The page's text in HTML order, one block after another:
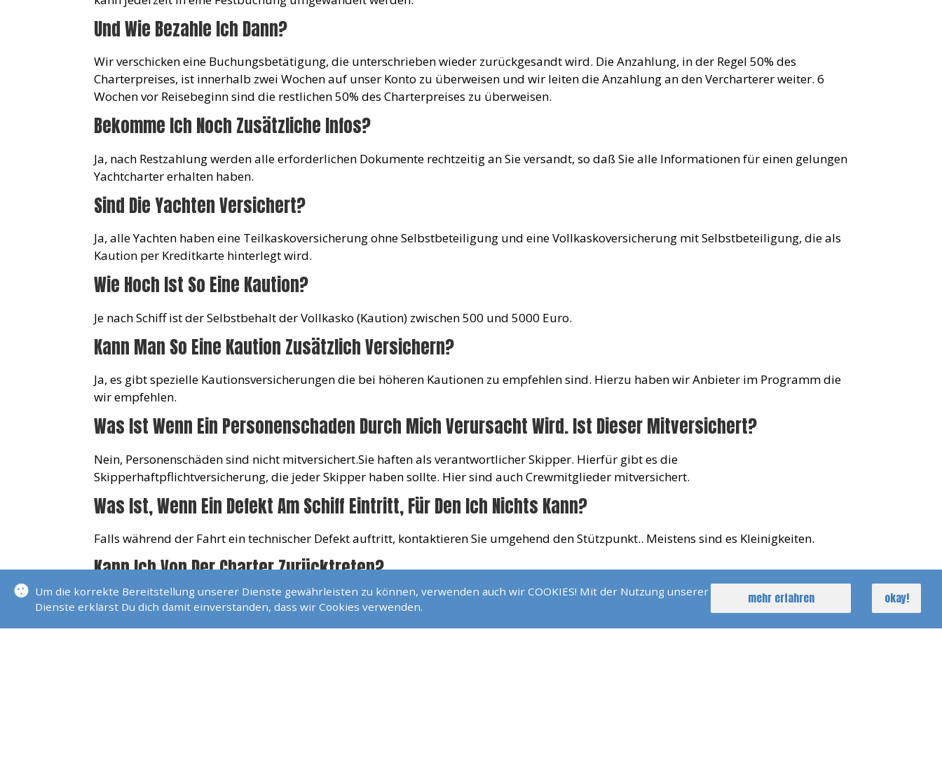
Und Wie Bezahle Ich Dann?
Wir verschicken eine Buchungsbetätigung, die unterschrieben wieder zurückgesandt wird. Die Anzahlung, in der Regel 50% des
Charterpreises, ist innerhalb zwei Wochen auf unser Konto zu überweisen und wir leiten die Anzahlung an den Vercharterer weiter. 6
Wochen vor Reisebeginn sind die restlichen 50% des Charterpreises zu überweisen.
Bekomme Ich Noch Zusätzliche Infos?
Ja, nach Restzahlung werden alle erforderlichen Dokumente rechtzeitig an Sie versandt, so daß Sie alle Informationen für einen gelungen
Yachtcharter erhalten haben.
Sind Die Yachten Versichert?
Ja, alle Yachten haben eine Teilkaskoversicherung ohne Selbstbeteiligung und eine Vollkaskoversicherung mit Selbstbeteiligung, die als
Kaution per Kreditkarte hinterlegt wird.
Wie Hoch Ist So Eine Kaution?
Je nach Schiff ist der Selbstbehalt der Vollkasko (Kaution) zwischen 500 und 5000 Euro.
Kann Man So Eine Kaution Zusätzlich Versichern?
Ja, es gibt spezielle Kautionsversicherungen die bei höheren Kautionen zu empfehlen sind. Hierzu haben wir Anbieter im Programm die
wir empfehlen.
Was Ist Wenn Ein Personenschaden Durch Mich Verursacht Wird. Ist Dieser Mitversichert?
Nein, Personenschäden sind nicht mitversichert.Sie haften als verantwortlicher Skipper. Hierfür gibt es die
Skipperhaftpflichtversicherung, die jeder Skipper haben sollte. Hier sind auch Crewmitglieder mitversichert.
Was Ist, Wenn Ein Defekt Am Schiff Eintritt, Für Den Ich Nichts Kann?
Falls während der Fahrt ein technischer Defekt auftritt, kontaktieren Sie umgehend den Stützpunkt.. Meistens sind es Kleinigkeiten.
Kann Ich Von Der Charter Zurücktreten?
Ja, allerdings ist der Charterpreis zu bezahlen,sofern kein Ersatz für diese Reise gefunden werden kann.
Ist Meine Charter Gegen Insolvenz Versichert?
Um die korrekte Bereitstellung unserer Dienste gewährleisten zu können, verwenden auch wir COOKIES! Mit der Nutzung unserer
Dienste erklärst Du dich damit einverstanden, dass wir Cookies verwenden.
mehr erfahren okay!